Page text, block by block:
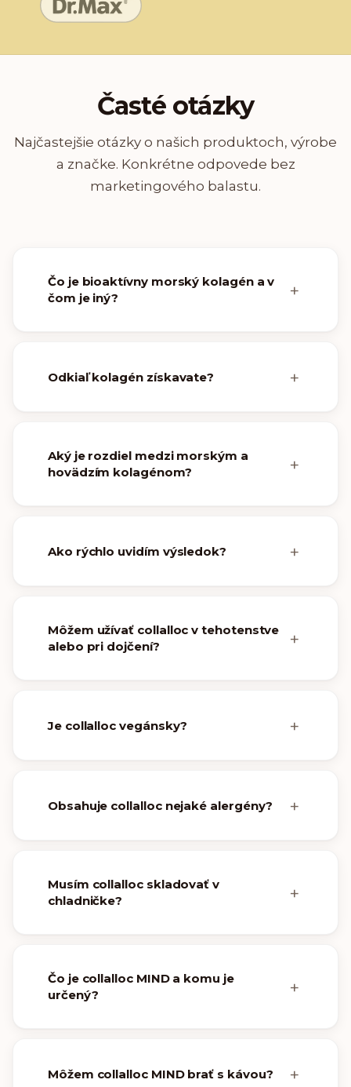
Časté otázky
Najčastejšie otázky o našich produktoch, výrobe
a značke. Konkrétne odpovede bez
marketingového balastu.
Čo je bioaktívny morský kolagén a v
čom je iný?
Odkiaľ kolagén získavate?
Aký je rozdiel medzi morským a
hovädzím kolagénom?
Ako rýchlo uvidím výsledok?
Môžem užívať collalloc v tehotenstve
alebo pri dojčení?
Je collalloc vegánsky?
Obsahuje collalloc nejaké alergény?
Musím collalloc skladovať v
chladničke?
Čo je collalloc MIND a komu je
určený?
Môžem collalloc MIND brať s kávou?